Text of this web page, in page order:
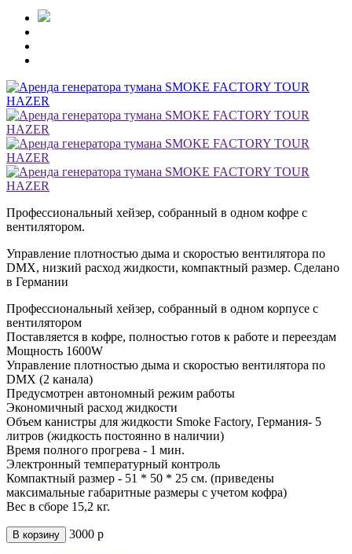
Профессиональный хейзер, собранный в одном кофре с
вентилятором.
Управление плотностью дыма и скоростью вентилятора по
DMX, низкий расход жидкости, компактный размер. Сделано
в Германии
Профессиональный хейзер, собранный в одном корпусе с
вентилятором
Поставляется в кофре, полностью готов к работе и переездам
Мощность 1600W
Управление плотностью дыма и скоростью вентилятора по
DMX (2 канала)
Предусмотрен автономный режим работы
Экономичный расход жидкости
Объем канистры для жидкости Smoke Factory, Германия- 5
литров (жидкость постоянно в наличии)
Время полного прогрева - 1 мин.
Электронный температурный контроль
Компактный размер - 51 * 50 * 25 см. (приведены
максимальные габаритные размеры с учетом кофра)
Вес в сборе 15,2 кг.
В корзину 3000 р